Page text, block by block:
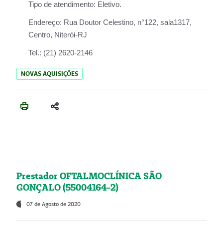
Tipo de atendimento: Eletivo.
Endereço: Rua Doutor Celestino, n°122, sala1317,
Centro, Niterói-RJ
Tel.: (21) 2620-2146
NOVAS AQUISIÇÕES
Prestador OFTALMOCLÍNICA SÃO
GONÇALO (55004164-2)
07 de Agosto de 2020